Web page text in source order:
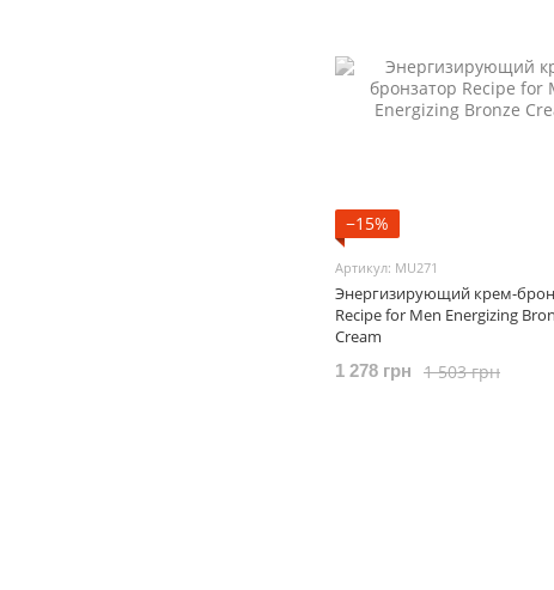
−15%
Артикул: MU271
Энергизирующий крем-
Recipe for Men Energizing
Cream
1 503 грн
1 278 грн